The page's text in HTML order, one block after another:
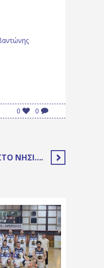
0
0
ΝΗΣΊ….